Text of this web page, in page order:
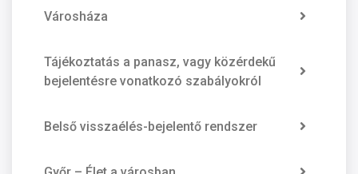
Városháza
Tájékoztatás a panasz, vagy közérdekű
bejelentésre vonatkozó szabályokról
Belső visszaélés-bejelentő rendszer